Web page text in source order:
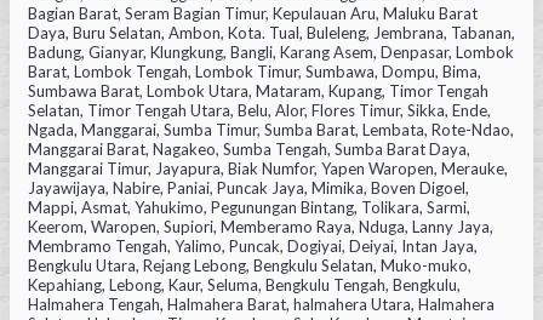
Bagian Barat, Seram Bagian Timur, Kepulauan Aru, Maluku Barat
Daya, Buru Selatan, Ambon, Kota. Tual, Buleleng, Jembrana, Tabanan,
Badung, Gianyar, Klungkung, Bangli, Karang Asem, Denpasar, Lombok
Barat, Lombok Tengah, Lombok Timur, Sumbawa, Dompu, Bima,
Sumbawa Barat, Lombok Utara, Mataram, Kupang, Timor Tengah
Selatan, Timor Tengah Utara, Belu, Alor, Flores Timur, Sikka, Ende,
Ngada, Manggarai, Sumba Timur, Sumba Barat, Lembata, Rote-Ndao,
Manggarai Barat, Nagakeo, Sumba Tengah, Sumba Barat Daya,
Manggarai Timur, Jayapura, Biak Numfor, Yapen Waropen, Merauke,
Jayawijaya, Nabire, Paniai, Puncak Jaya, Mimika, Boven Digoel,
Mappi, Asmat, Yahukimo, Pegunungan Bintang, Tolikara, Sarmi,
Keerom, Waropen, Supiori, Memberamo Raya, Nduga, Lanny Jaya,
Membramo Tengah, Yalimo, Puncak, Dogiyai, Deiyai, Intan Jaya,
Bengkulu Utara, Rejang Lebong, Bengkulu Selatan, Muko-muko,
Kepahiang, Lebong, Kaur, Seluma, Bengkulu Tengah, Bengkulu,
Halmahera Tengah, Halmahera Barat, halmahera Utara, Halmahera